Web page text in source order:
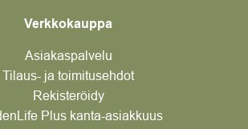
Verkkokauppa
Asiakaspalvelu
Tilaus- ja toimitusehdot
Rekisteröidy
Plus kanta-asiakkuus